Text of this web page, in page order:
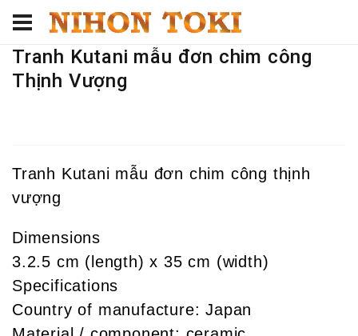
Tranh Kutani mẫu đơn chim công
Thịnh Vượng
Tranh Kutani mẫu đơn chim công thịnh
vượng
Dimensions
3.2.5 cm (length) x 35 cm (width)
Specifications
Country of manufacture: Japan